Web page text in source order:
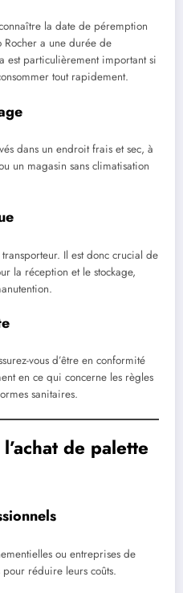
la date de péremption
a une durée de
est particulièrement important si
tout rapidement.
dans un endroit frais et sec, à
un magasin sans climatisation
Il est donc crucial de
la réception et le stockage,
vous d’être en conformité
en ce qui concerne les règles
sanitaires.
de palette
ou entreprises de
réduire leurs coûts.